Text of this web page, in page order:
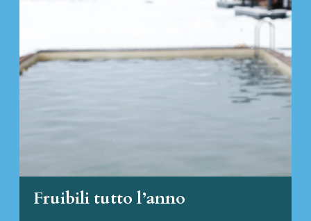
Fruibili tutto l’anno